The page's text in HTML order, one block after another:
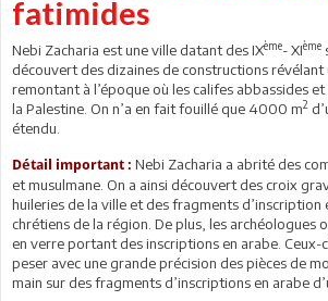
fatimides
Nebi Zacharia est une ville datant des IXème- XIème
découvert des dizaines de constructions révélant
remontant à l’époque où les califes abbassides
la Palestine. On n’a en fait fouillé que 4000 m2
étendu.
Détail important : Nebi Zacharia a abrité des
et musulmane. On a ainsi découvert des croix
huileries de la ville et des fragments d’inscription
chrétiens de la région. De plus, les archéologues
en verre portant des inscriptions en arabe. Ceux-
peser avec une grande précision des pièces de
main sur des fragments d’inscriptions en arabe